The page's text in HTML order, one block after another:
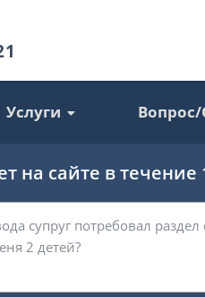
Услуги
на сайте в течение